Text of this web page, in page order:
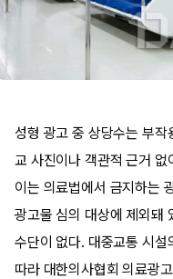
성형 광고 중 상당수는 부작
교 사진이나 객관적 근거 없
이는 의료법에서 금지하는
광고물 심의 대상에 제외돼
수단이 없다. 대중교통 시설
따라 대한의사협회 의료광